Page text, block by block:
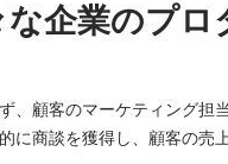
な企業のプ
、顧客のマーケティング担
得し、顧客の売上に貢献してください